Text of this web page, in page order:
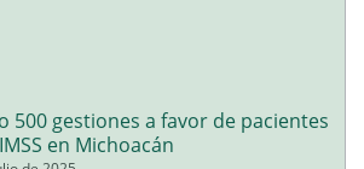
500 gestiones a favor de pacientes
en Michoacán